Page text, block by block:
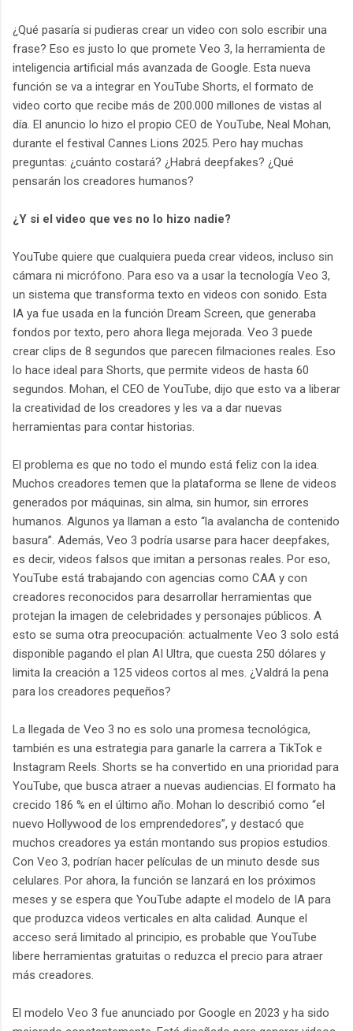
¿Qué pasaría si pudieras crear un video con solo escribir una
frase? Eso es justo lo que promete Veo 3, la herramienta de
inteligencia artificial más avanzada de Google. Esta nueva
función se va a integrar en YouTube Shorts, el formato de
video corto que recibe más de 200.000 millones de vistas al
día. El anuncio lo hizo el propio CEO de YouTube, Neal Mohan,
durante el festival Cannes Lions 2025. Pero hay muchas
preguntas: ¿cuánto costará? ¿Habrá deepfakes? ¿Qué
pensarán los creadores humanos?
¿Y si el video que ves no lo hizo nadie?
YouTube quiere que cualquiera pueda crear videos, incluso sin
cámara ni micrófono. Para eso va a usar la tecnología Veo 3,
un sistema que transforma texto en videos con sonido. Esta
IA ya fue usada en la función Dream Screen, que generaba
fondos por texto, pero ahora llega mejorada. Veo 3 puede
crear clips de 8 segundos que parecen filmaciones reales. Eso
lo hace ideal para Shorts, que permite videos de hasta 60
segundos. Mohan, el CEO de YouTube, dijo que esto va a liberar
la creatividad de los creadores y les va a dar nuevas
herramientas para contar historias.
El problema es que no todo el mundo está feliz con la idea.
Muchos creadores temen que la plataforma se llene de videos
generados por máquinas, sin alma, sin humor, sin errores
humanos. Algunos ya llaman a esto “la avalancha de contenido
basura”. Además, Veo 3 podría usarse para hacer deepfakes,
es decir, videos falsos que imitan a personas reales. Por eso,
YouTube está trabajando con agencias como CAA y con
creadores reconocidos para desarrollar herramientas que
protejan la imagen de celebridades y personajes públicos. A
esto se suma otra preocupación: actualmente Veo 3 solo está
disponible pagando el plan AI Ultra, que cuesta 250 dólares y
limita la creación a 125 videos cortos al mes. ¿Valdrá la pena
para los creadores pequeños?
La llegada de Veo 3 no es solo una promesa tecnológica,
también es una estrategia para ganarle la carrera a TikTok e
Instagram Reels. Shorts se ha convertido en una prioridad para
YouTube, que busca atraer a nuevas audiencias. El formato ha
crecido 186 % en el último año. Mohan lo describió como “el
nuevo Hollywood de los emprendedores”, y destacó que
muchos creadores ya están montando sus propios estudios.
Con Veo 3, podrían hacer películas de un minuto desde sus
celulares. Por ahora, la función se lanzará en los próximos
meses y se espera que YouTube adapte el modelo de IA para
que produzca videos verticales en alta calidad. Aunque el
acceso será limitado al principio, es probable que YouTube
libere herramientas gratuitas o reduzca el precio para atraer
más creadores.
El modelo Veo 3 fue anunciado por Google en 2023 y ha sido